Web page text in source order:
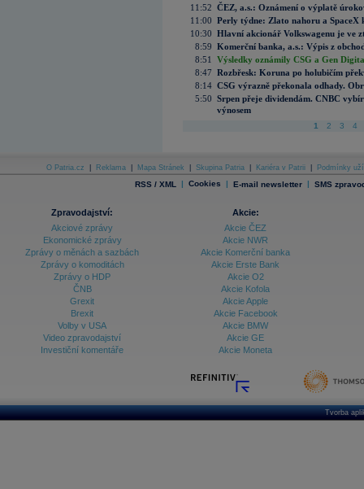
11:52 ČEZ, a.s.: Oznámení o výplatě
11:00 Perly týdne: Zlato nahoru a SpaceX
10:30 Hlavní akcionář Volkswagenu je ve
8:59 Komerční banka, a.s.: Výpis z
8:51
Výsledky oznámily CSG a Gen
8:47 Rozbřesk: Koruna po holubičím
8:14 CSG výrazně překonala odhady.
5:50 Srpen přeje dividendám. CNBC
výnosem
1 2 3 4
O Patria.cz Reklama Mapa Stránek Skupina Patria Kariéra v Patrii Podmínky
RSS / XML | Cookies | E-mail newsletter | SMS
Zpravodajství:
Akciové zprávy
Ekonomické zprávy
Zprávy o měnách a sazbách
Zprávy o komoditách
Zprávy o HDP
ČNB
Grexit
Brexit
Volby v USA
Video zpravodajství
Investiční komentáře
Akcie:
Akcie ČEZ
Akcie NWR
Akcie Komerční banka
Akcie Erste Bank
Akcie O2
Akcie Kofola
Akcie Apple
Akcie Facebook
Akcie BMW
Akcie GE
Akcie Moneta
Tvorba